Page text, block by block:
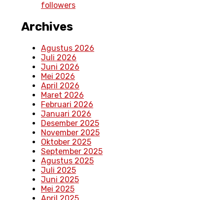
followers
Archives
Agustus 2026
Juli 2026
Juni 2026
Mei 2026
April 2026
Maret 2026
Februari 2026
Januari 2026
Desember 2025
November 2025
Oktober 2025
September 2025
Agustus 2025
Juli 2025
Juni 2025
Mei 2025
April 2025